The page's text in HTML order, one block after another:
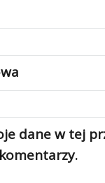
dane w tej